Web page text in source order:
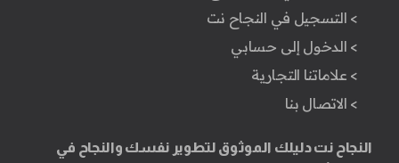
> التسجيل في النجاح نت
> الدخول إلى حسابي
> علاماتنا التجارية
> الاتصال بنا
النجاح نت دليلك الموثوق لتطوير نفسك والنجاح في